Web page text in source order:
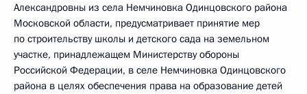
Александровны из села Немчиновка Одинцовского района
Московской области, предусматривает принятие мер
по строительству школы и детского сада на земельном
участке, принадлежащем Министерству обороны
Российской Федерации, в селе Немчиновка Одинцовского
района в целях обеспечения права на образование детей